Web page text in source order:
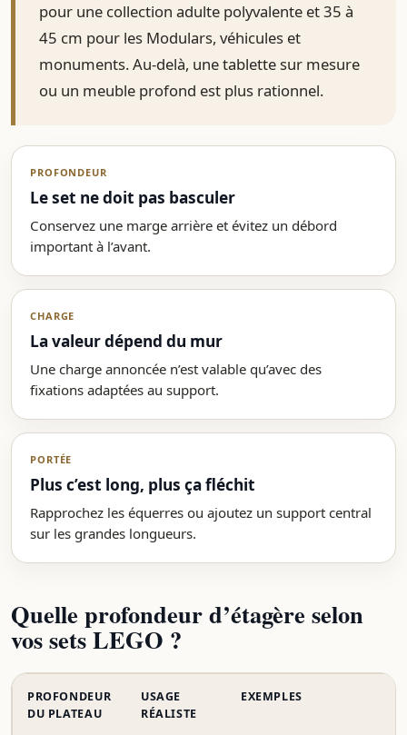
pour une collection adulte polyvalente et 35 à
45 cm pour les Modulars, véhicules et
monuments. Au-delà, une tablette sur mesure
ou un meuble profond est plus rationnel.
PROFONDEUR
Le set ne doit pas basculer
Conservez une marge arrière et évitez un débord
important à l’avant.
CHARGE
La valeur dépend du mur
Une charge annoncée n’est valable qu’avec des
fixations adaptées au support.
PORTÉE
Plus c’est long, plus ça fléchit
Rapprochez les équerres ou ajoutez un support central
sur les grandes longueurs.
Quelle profondeur d’étagère selon
vos sets LEGO ?
PROFONDEUR
DU PLATEAU
USAGE
RÉALISTE
EXEMPLES